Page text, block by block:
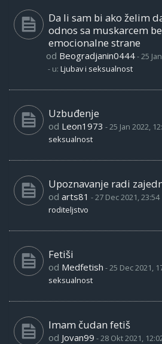
Da li sam bi ako želim
odnos sa muskarcem
emocionalne strane
od Beogradjanin0444-25
- u: Ljubav i seksualnost
Uzbuđenje
od Leon1973 -25 Jan 2022,
seksualnost
Upoznavanje radi
od arts81 -27 Dec 2021, 23:54
roditeljstvo
Fetiši
od Medfetish -25 Dec 2021,
seksualnost
Imam čudan fetiš
od Jovan99 -28 Okt 2021,